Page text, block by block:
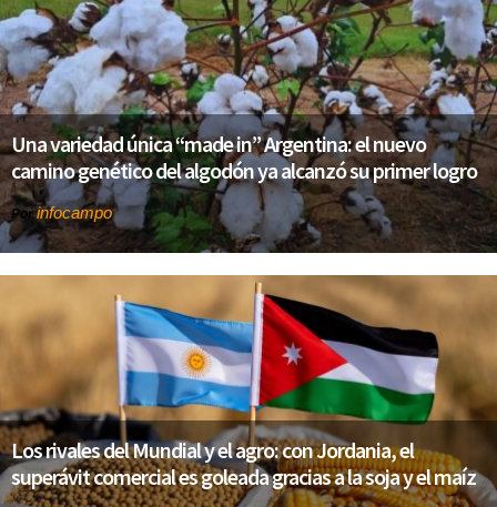
Una variedad única “made in” Argentina: el nuevo
camino genético del algodón ya alcanzó su primer logro
Porinfocampo
Los rivales del Mundial y el agro: con Jordania, el
superávit comercial es goleada gracias a la soja y el maíz